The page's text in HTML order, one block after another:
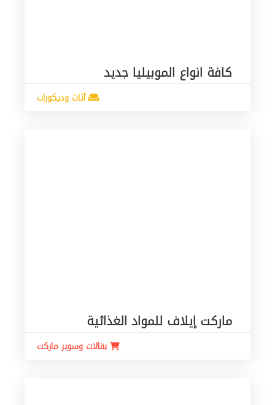
كافة انواع الموبيليا جديد
أثاث وديكورات
ماركت إيلاف للمواد الغذائية
بقالات وسوبر ماركت